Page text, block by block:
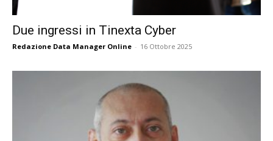
Due ingressi in Tinexta Cyber
Redazione Data Manager Online - 16 Ottobre 2025